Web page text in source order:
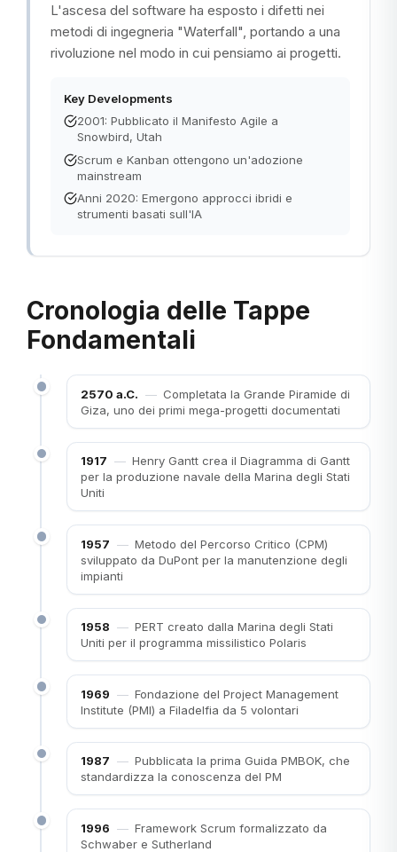
L'ascesa del software ha esposto i difetti nei
metodi di ingegneria "Waterfall", portando a una
rivoluzione nel modo in cui pensiamo ai progetti.
Key Developments
2001: Pubblicato il Manifesto Agile a
Snowbird, Utah
Scrum e Kanban ottengono un'adozione
mainstream
Anni 2020: Emergono approcci ibridi e
strumenti basati sull'IA
Cronologia delle Tappe
Fondamentali
2570 a.C. — Completata la Grande Piramide di
Giza, uno dei primi mega-progetti documentati
1917 — Henry Gantt crea il Diagramma di Gantt
per la produzione navale della Marina degli Stati
Uniti
1957 — Metodo del Percorso Critico (CPM)
sviluppato da DuPont per la manutenzione degli
impianti
1958 — PERT creato dalla Marina degli Stati
Uniti per il programma missilistico Polaris
1969 — Fondazione del Project Management
Institute (PMI) a Filadelfia da 5 volontari
1987 — Pubblicata la prima Guida PMBOK, che
standardizza la conoscenza del PM
1996 — Framework Scrum formalizzato da
Schwaber e Sutherland